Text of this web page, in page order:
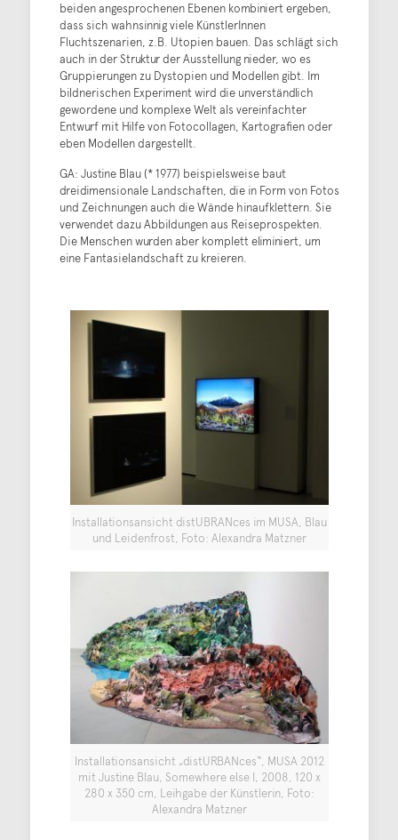
beiden angesprochenen Ebenen kombiniert ergeben,
dass sich wahnsinnig viele KünstlerInnen
Fluchtszenarien, z.B. Utopien bauen. Das schlägt sich
auch in der Struktur der Ausstellung nieder, wo es
Gruppierungen zu Dystopien und Modellen gibt. Im
bildnerischen Experiment wird die unverständlich
gewordene und komplexe Welt als vereinfachter
Entwurf mit Hilfe von Fotocollagen, Kartografien oder
eben Modellen dargestellt.
GA: Justine Blau (* 1977) beispielsweise baut
dreidimensionale Landschaften, die in Form von Fotos
und Zeichnungen auch die Wände hinaufklettern. Sie
verwendet dazu Abbildungen aus Reiseprospekten.
Die Menschen wurden aber komplett eliminiert, um
eine Fantasielandschaft zu kreieren.
Installationsansicht distUBRANces im MUSA, Blau
und Leidenfrost, Foto: Alexandra Matzner
Installationsansicht „distURBANces“, MUSA 2012
mit Justine Blau, Somewhere else I, 2008, 120 x
280 x 350 cm, Leihgabe der Künstlerin, Foto:
Alexandra Matzner